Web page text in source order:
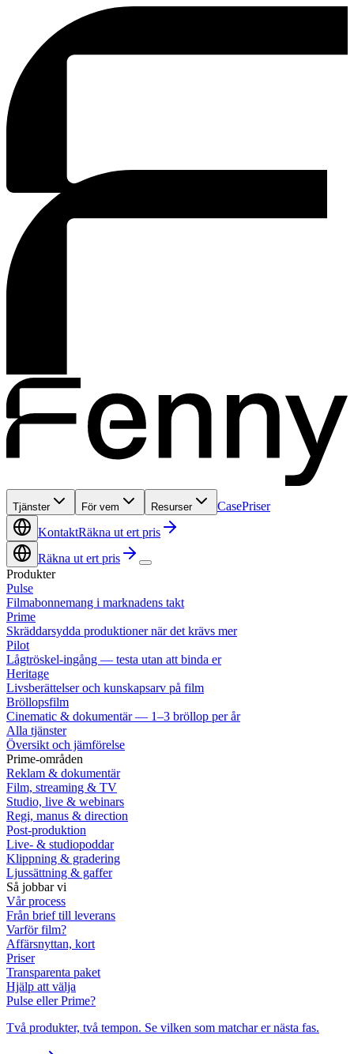
Tjänster För vem Resurser CasePriser
KontaktRäkna ut ert pris
Räkna ut ert pris
Produkter
Pulse
Filmabonnemang i marknadens takt
Prime
Skräddarsydda produktioner när det krävs mer
Pilot
Lågtröskel-ingång — testa utan att binda er
Heritage
Livsberättelser och kunskapsarv på film
Bröllopsfilm
Cinematic & dokumentär — 1–3 bröllop per år
Alla tjänster
Översikt och jämförelse
Prime-områden
Reklam & dokumentär
Film, streaming & TV
Studio, live & webinars
Regi, manus & direction
Post-produktion
Live- & studiopoddar
Klippning & gradering
Ljussättning & gaffer
Så jobbar vi
Vår process
Från brief till leverans
Varför film?
Affärsnyttan, kort
Priser
Transparenta paket
Hjälp att välja
Pulse eller Prime?
Två produkter, två tempon. Se vilken som matchar er nästa fas.